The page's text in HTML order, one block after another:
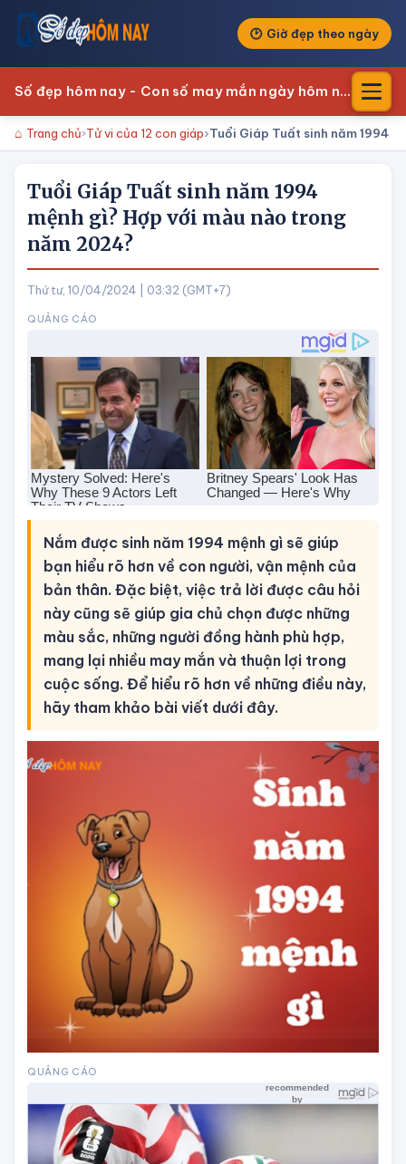
Giờ đẹp theo ngày
Số đẹp hôm nay - Con số may mắn ngày hôm nay
Trang chủ Tử vi của 12 con giáp Tuổi Giáp Tuất sinh năm 1994
Tuổi Giáp Tuất sinh năm 1994
mệnh gì? Hợp với màu nào trong
năm 2024?
Thứ tư, 10/04/2024 | 03:32 (GMT+7)
Nắm được sinh năm 1994 mệnh gì sẽ giúp
bạn hiểu rõ hơn về con người, vận mệnh của
bản thân. Đặc biệt, việc trả lời được câu hỏi
này cũng sẽ giúp gia chủ chọn được những
màu sắc, những người đồng hành phù hợp,
mang lại nhiều may mắn và thuận lợi trong
hãy tham khảo bài viết dưới đây.